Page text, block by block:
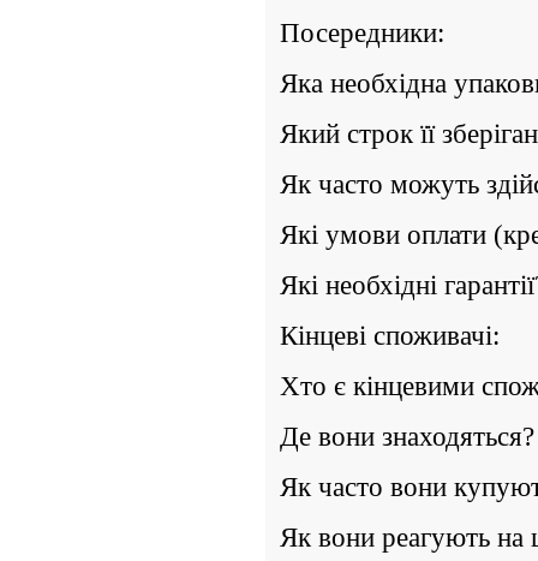
Посередники:
Яка необхідна
Який строк її
Як часто можуть
Які умови оплати
Які необхідні
Кінцеві споживачі:
Хто є кінцевими
Де вони знаходяться?
Як часто вони
Як вони реагують на